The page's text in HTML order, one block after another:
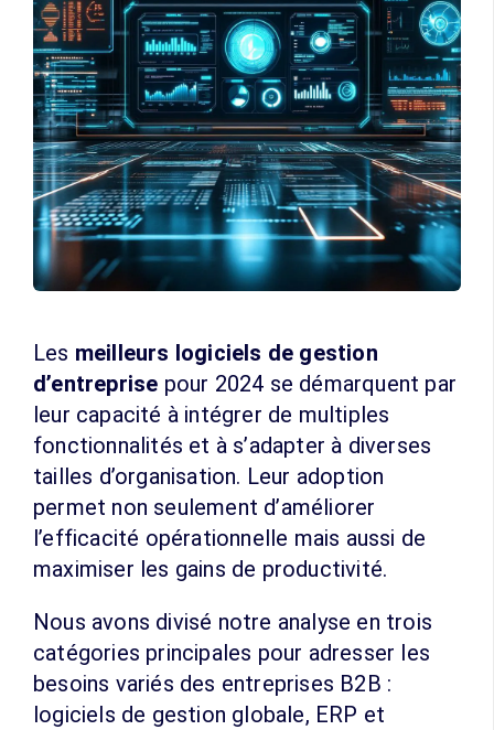
Les meilleurs logiciels de gestion
d’entreprise pour 2024 se démarquent par
leur capacité à intégrer de multiples
fonctionnalités et à s’adapter à diverses
tailles d’organisation. Leur adoption
permet non seulement d’améliorer
l’efficacité opérationnelle mais aussi de
maximiser les gains de productivité.
Nous avons divisé notre analyse en trois
catégories principales pour adresser les
besoins variés des entreprises B2B :
logiciels de gestion globale, ERP et